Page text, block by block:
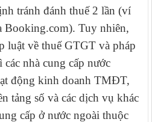
tránh đánh thuế 2 lần (ví
Booking.com). Tuy nhiên,
luật về thuế GTGT và pháp
nhà cung cấp nước
động kinh doanh TMĐT,
tảng số và các dịch vụ khác
cấp ở nước ngoài thuộc